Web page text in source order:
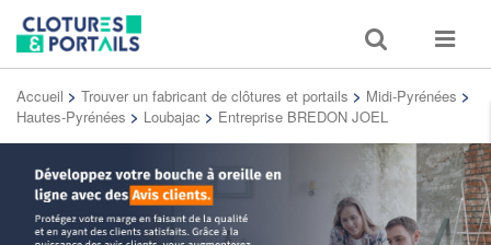
Toggle
search
Toggle
Accueil > Trouver un fabricant de clôtures et portails > Midi-Pyrénées >
Hautes-Pyrénées > Loubajac > Entreprise BREDON JOEL